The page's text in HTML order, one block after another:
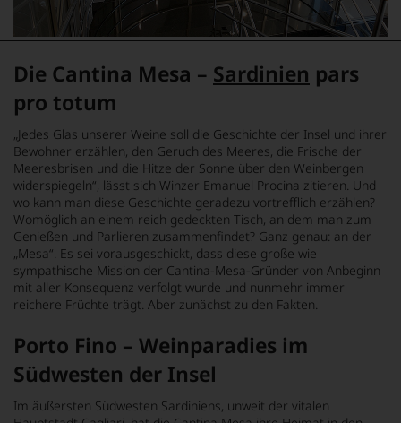
Die Cantina Mesa – Sardinien pars
pro totum
„Jedes Glas unserer Weine soll die Geschichte der Insel und ihrer
Bewohner erzählen, den Geruch des Meeres, die Frische der
Meeresbrisen und die Hitze der Sonne über den Weinbergen
widerspiegeln“, lässt sich Winzer Emanuel Procina zitieren. Und
wo kann man diese Geschichte geradezu vortrefflich erzählen?
Womöglich an einem reich gedeckten Tisch, an dem man zum
Genießen und Parlieren zusammenfindet? Ganz genau: an der
„Mesa“. Es sei vorausgeschickt, dass diese große wie
sympathische Mission der Cantina-Mesa-Gründer von Anbeginn
mit aller Konsequenz verfolgt wurde und nunmehr immer
reichere Früchte trägt. Aber zunächst zu den Fakten.
Porto Fino – Weinparadies im
Südwesten der Insel
Im äußersten Südwesten Sardiniens, unweit der vitalen